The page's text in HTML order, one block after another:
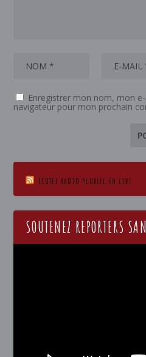
Enregistrer mon nom, mon
navigateur pour mon prochain
ECOTEZ RADIO PLURIEL EN LIVE
SOUTENEZ REPORTERS